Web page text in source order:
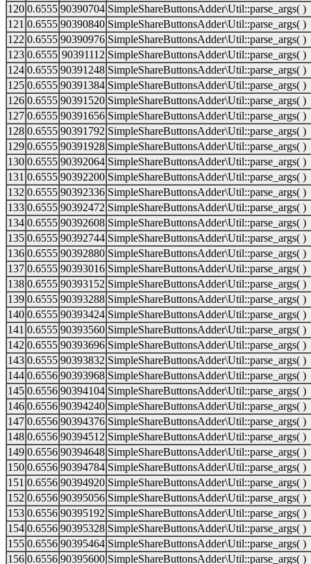
120 0.6555 90390704 SimpleShareButtonsAdder\Util::parse_args( )
121 0.6555 90390840 SimpleShareButtonsAdder\Util::parse_args( )
122 0.6555 90390976 SimpleShareButtonsAdder\Util::parse_args( )
123 0.6555 90391112 SimpleShareButtonsAdder\Util::parse_args( )
124 0.6555 90391248 SimpleShareButtonsAdder\Util::parse_args( )
125 0.6555 90391384 SimpleShareButtonsAdder\Util::parse_args( )
126 0.6555 90391520 SimpleShareButtonsAdder\Util::parse_args( )
127 0.6555 90391656 SimpleShareButtonsAdder\Util::parse_args( )
128 0.6555 90391792 SimpleShareButtonsAdder\Util::parse_args( )
129 0.6555 90391928 SimpleShareButtonsAdder\Util::parse_args( )
130 0.6555 90392064 SimpleShareButtonsAdder\Util::parse_args( )
131 0.6555 90392200 SimpleShareButtonsAdder\Util::parse_args( )
132 0.6555 90392336 SimpleShareButtonsAdder\Util::parse_args( )
133 0.6555 90392472 SimpleShareButtonsAdder\Util::parse_args( )
134 0.6555 90392608 SimpleShareButtonsAdder\Util::parse_args( )
135 0.6555 90392744 SimpleShareButtonsAdder\Util::parse_args( )
136 0.6555 90392880 SimpleShareButtonsAdder\Util::parse_args( )
137 0.6555 90393016 SimpleShareButtonsAdder\Util::parse_args( )
138 0.6555 90393152 SimpleShareButtonsAdder\Util::parse_args( )
139 0.6555 90393288 SimpleShareButtonsAdder\Util::parse_args( )
140 0.6555 90393424 SimpleShareButtonsAdder\Util::parse_args( )
141 0.6555 90393560 SimpleShareButtonsAdder\Util::parse_args( )
142 0.6555 90393696 SimpleShareButtonsAdder\Util::parse_args( )
143 0.6555 90393832 SimpleShareButtonsAdder\Util::parse_args( )
144 0.6556 90393968 SimpleShareButtonsAdder\Util::parse_args( )
145 0.6556 90394104 SimpleShareButtonsAdder\Util::parse_args( )
146 0.6556 90394240 SimpleShareButtonsAdder\Util::parse_args( )
147 0.6556 90394376 SimpleShareButtonsAdder\Util::parse_args( )
148 0.6556 90394512 SimpleShareButtonsAdder\Util::parse_args( )
149 0.6556 90394648 SimpleShareButtonsAdder\Util::parse_args( )
150 0.6556 90394784 SimpleShareButtonsAdder\Util::parse_args( )
151 0.6556 90394920 SimpleShareButtonsAdder\Util::parse_args( )
152 0.6556 90395056 SimpleShareButtonsAdder\Util::parse_args( )
153 0.6556 90395192 SimpleShareButtonsAdder\Util::parse_args( )
154 0.6556 90395328 SimpleShareButtonsAdder\Util::parse_args( )
155 0.6556 90395464 SimpleShareButtonsAdder\Util::parse_args( )
156 0.6556 90395600 SimpleShareButtonsAdder\Util::parse_args( )